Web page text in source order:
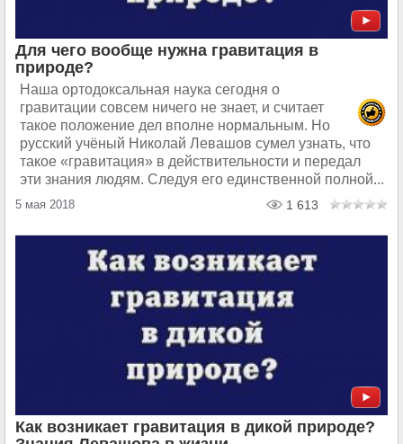
Для чего вообще нужна гравитация в
природе?
Наша ортодоксальная наука сегодня о
гравитации совсем ничего не знает, и считает
такое положение дел вполне нормальным. Но
русский учёный Николай Левашов сумел узнать, что
такое «гравитация» в действительности и передал
эти знания людям. Следуя его единственной полной...
5 мая 2018 1 613
Как возникает гравитация в дикой природе?